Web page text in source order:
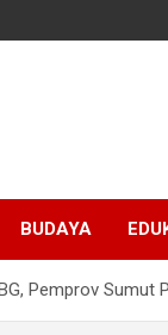
BUDAYA
Pemprov